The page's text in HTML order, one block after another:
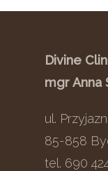
Divine
mgr Anna
ul.
85-858
tel. 690